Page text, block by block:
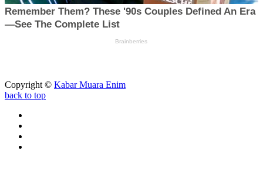
Copyright © Kabar Muara Enim
back to top